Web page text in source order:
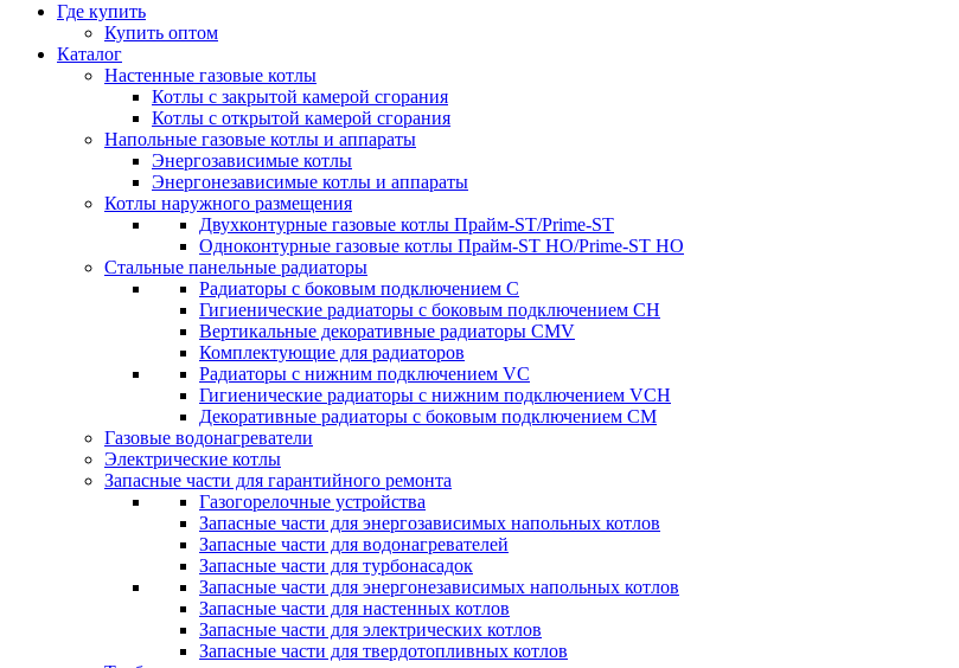
Где купить
Купить оптом
Каталог
Настенные газовые котлы
Котлы с закрытой камерой сгорания
Котлы с открытой камерой сгорания
Напольные газовые котлы и аппараты
Энергозависимые котлы
Энергонезависимые котлы и аппараты
Котлы наружного размещения
Двухконтурные газовые котлы Прайм-ST/Prime-ST
Одноконтурные газовые котлы Прайм-ST HO/Prime-ST HO
Стальные панельные радиаторы
Радиаторы c боковым подключением C
Гигиенические радиаторы c боковым подключением CH
Вертикальные декоративные радиаторы CMV
Комплектующие для радиаторов
Радиаторы c нижним подключением VC
Гигиенические радиаторы c нижним подключением VCH
Декоративные радиаторы с боковым подключением CM
Газовые водонагреватели
Электрические котлы
Запасные части для гарантийного ремонта
Газогорелочные устройства
Запасные части для энергозависимых напольных котлов
Запасные части для водонагревателей
Запасные части для турбонасадок
Запасные части для энергонезависимых напольных котлов
Запасные части для настенных котлов
Запасные части для электрических котлов
Запасные части для твердотопливных котлов